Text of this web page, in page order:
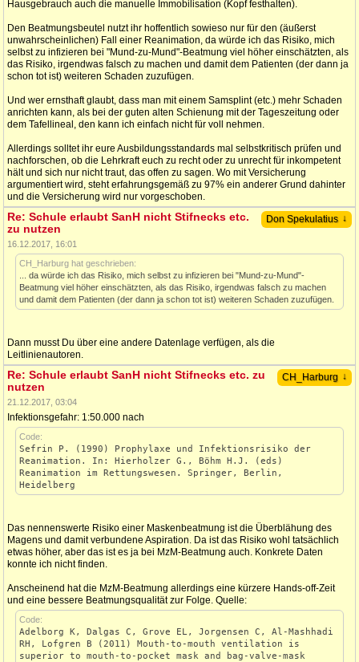
Hausgebrauch auch die manuelle Immobilisation (Kopf festhalten).
Den Beatmungsbeutel nutzt ihr hoffentlich sowieso nur für den (äußerst
unwahrscheinlichen) Fall einer Reanimation, da würde ich das Risiko, mich
selbst zu infizieren bei "Mund-zu-Mund"-Beatmung viel höher einschätzten, als
das Risiko, irgendwas falsch zu machen und damit dem Patienten (der dann ja
schon tot ist) weiteren Schaden zuzufügen.
Und wer ernsthaft glaubt, dass man mit einem Samsplint (etc.) mehr Schaden
anrichten kann, als bei der guten alten Schienung mit der Tageszeitung oder
dem Tafellineal, den kann ich einfach nicht für voll nehmen.
Allerdings solltet ihr eure Ausbildungsstandards mal selbstkritisch prüfen und
nachforschen, ob die Lehrkraft euch zu recht oder zu unrecht für inkompetent
hält und sich nur nicht traut, das offen zu sagen. Wo mit Versicherung
argumentiert wird, steht erfahrungsgemäß zu 97% ein anderer Grund dahinter
und die Versicherung wird nur vorgeschoben.
Don Spekulatius ↓
Re: Schule erlaubt SanH nicht Stifnecks etc.
zu nutzen
16.12.2017, 16:01
CH_Harburg hat geschrieben:
... da würde ich das Risiko, mich selbst zu infizieren bei "Mund-zu-Mund"-
Beatmung viel höher einschätzten, als das Risiko, irgendwas falsch zu machen
und damit dem Patienten (der dann ja schon tot ist) weiteren Schaden zuzufügen.
Dann musst Du über eine andere Datenlage verfügen, als die
Leitlinienautoren.
CH_Harburg ↓
Re: Schule erlaubt SanH nicht Stifnecks etc. zu
nutzen
21.12.2017, 03:04
Infektionsgefahr: 1:50.000 nach
Code:
Sefrin P. (1990) Prophylaxe und Infektionsrisiko der
Reanimation. In: Hierholzer G., Böhm H.J. (eds)
Reanimation im Rettungswesen. Springer, Berlin,
Heidelberg
Das nennenswerte Risiko einer Maskenbeatmung ist die Überblähung des
Magens und damit verbundene Aspiration. Da ist das Risiko wohl tatsächlich
etwas höher, aber das ist es ja bei MzM-Beatmung auch. Konkrete Daten
konnte ich nicht finden.
Anscheinend hat die MzM-Beatmung allerdings eine kürzere Hands-off-Zeit
und eine bessere Beatmungsqualität zur Folge. Quelle:
Code:
Adelborg K, Dalgas C, Grove EL, Jorgensen C, Al-Mashhadi
RH, Lofgren B (2011) Mouth-to-mouth ventilation is
superior to mouth-to-pocket mask and bag-valve-mask